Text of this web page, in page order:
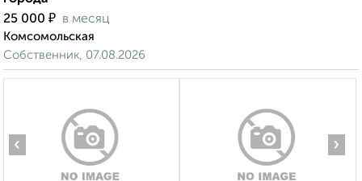
25 000 ₽ в месяц
Комсомольская
Собственник, 07.08.2026
‹ ›